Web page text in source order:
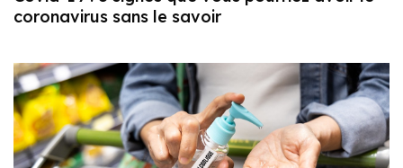
coronavirus sans le savoir